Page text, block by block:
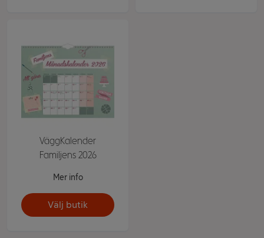
VäggKalender
Familjens 2026
Mer info
Välj butik